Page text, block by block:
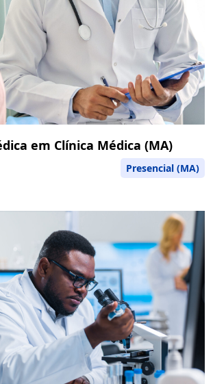
em Clínica Médica (MA)
Presencial (MA)